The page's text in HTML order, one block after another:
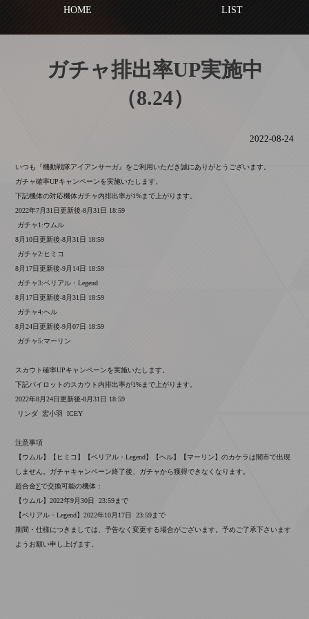
HOME LIST
ガチャ排出率UP実施中
（8.24）
2022-08-24
いつも『機動戦隊アイアンサーガ』をご利用いただき誠にありがとうございます。
ガチャ確率UPキャンペーンを実施いたします。
下記機体の対応機体ガチャ内排出率が1%まで上がります。
2022年7月31日更新後-8月31日 18:59
ガチャ1:ウムル
8月10日更新後-8月31日 18:59
ガチャ2:ヒミコ
8月17日更新後-9月14日 18:59
ガチャ3:ベリアル・Legend
8月17日更新後-8月31日 18:59
ガチャ4:ヘル
8月24日更新後-9月07日 18:59
ガチャ5:マーリン
スカウト確率UPキャンペーンを実施いたします。
下記パイロットのスカウト内排出率が1%まで上がります。
2022年8月24日更新後-8月31日 18:59
リンダ 宏小羽 ICEY
注意事項
【ウムル】【ヒミコ】【ベリアル・Legend】【ヘル】【マーリン】のカケラは闇市で出現
しません。ガチャキャンペーン終了後、ガチャから獲得できなくなります。
超合金∑で交換可能の機体：
【ウムル】2022年9月30日 23:59まで
【ベリアル・Legend】2022年10月17日 23:59まで
期間・仕様につきましては、予告なく変更する場合がございます。予めご了承下さいます
ようお願い申し上げます。